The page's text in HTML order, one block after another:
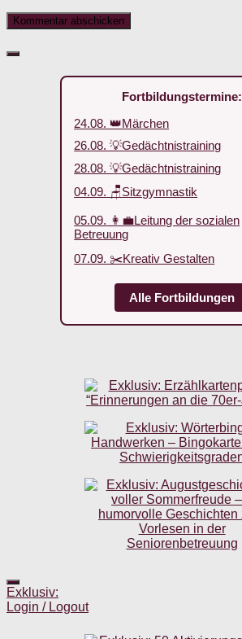
Fortbildungstermine:
24.08. 👑Märchen
26.08. 💡Gedächtnistraining
28.08. 💡Gedächtnistraining
04.09. 🪑Sitzgymnastik
05.09. 👩‍💼Leitung der sozialen
Betreuung
07.09. ✂️Kreativ Gestalten
Alle Fortbildungen
Exklusiv:
Login / Logout